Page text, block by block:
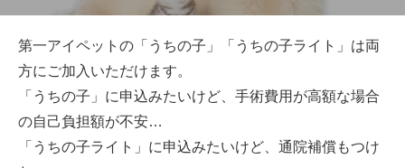
第一アイペットの「うちの子」「うちの子ライト」は両
方にご加入いただけます。
「うちの子」に申込みたいけど、手術費用が高額な場合
の自己負担額が不安…
「うちの子ライト」に申込みたいけど、通院補償もつけ